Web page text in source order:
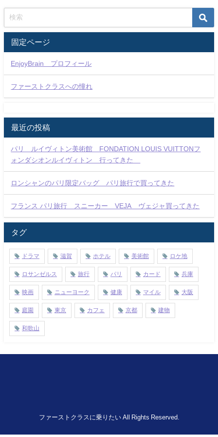
固定ページ
EnjoyBrain プロフィール
ファーストクラスへの憧れ
最近の投稿
パリ ルイヴィトン美術館 FONDATION LOUIS VUITTONフ
ォンダシオンルイヴィトン 行ってきた
ロンシャンのパリ限定バッグ パリ旅行で買ってきた
フランス パリ旅行 スニーカー VEJA ヴェジャ買ってきた
タグ
ドラマ 滋賀 ホテル 美術館 ロケ地
ロサンゼルス 旅行 パリ カード 兵庫
映画 ニューヨーク 健康 マイル 大阪
庭園 東京 カフェ 京都 建物
和歌山
ファーストクラスに乗りたい All Rights Reserved.